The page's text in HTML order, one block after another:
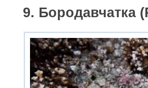
9. Бородавчатка